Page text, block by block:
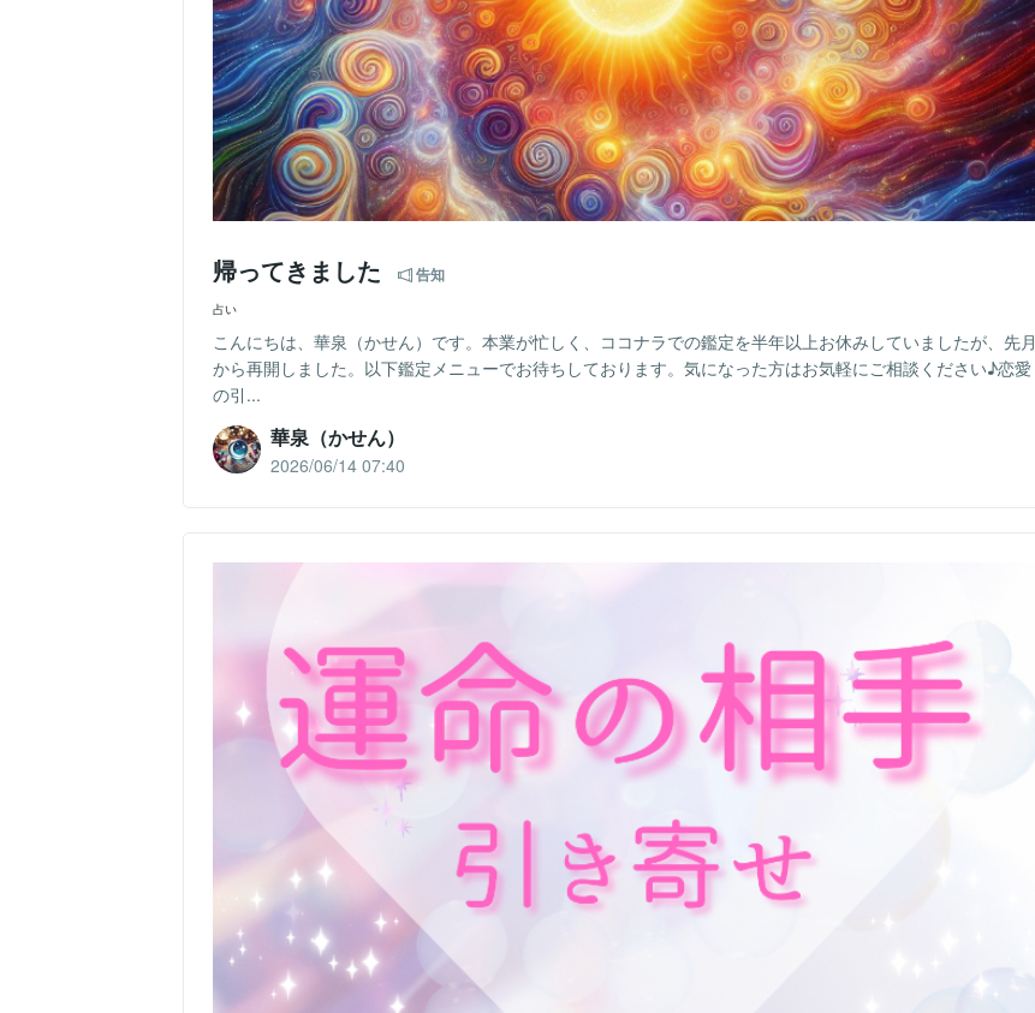
帰ってきました 告知
占い
こんにちは、華泉（かせん）です。本業が忙しく、ココナラでの鑑定を半年以上お休みしていましたが、先月
から再開しました。以下鑑定メニューでお待ちしております。気になった方はお気軽にご相談ください♪恋愛
の引...
華泉（かせん）
2026/06/14 07:40